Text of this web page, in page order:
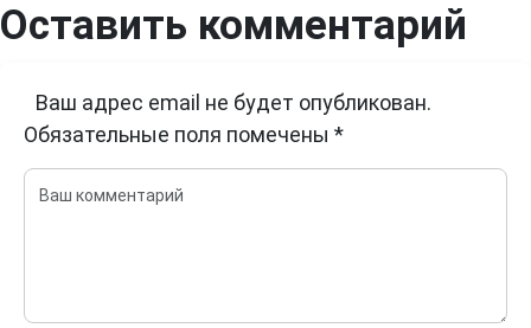
Оставить комментарий
Ваш адрес email не будет опубликован.
Обязательные поля помечены *